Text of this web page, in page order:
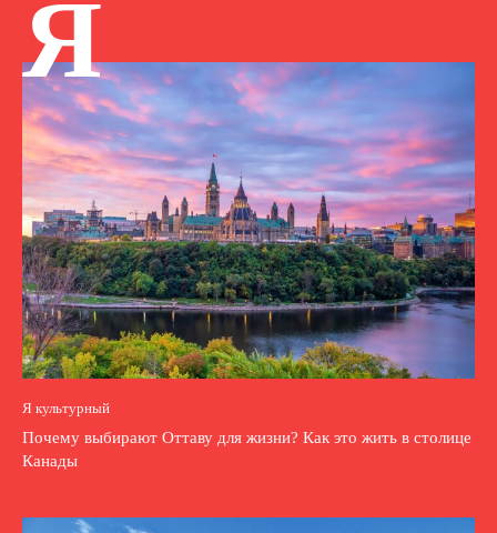
Я
Я культурный
Почему выбирают Оттаву для жизни? Как это жить в столице
Канады